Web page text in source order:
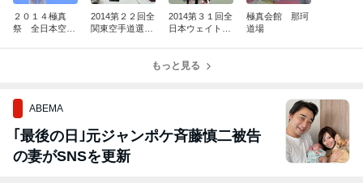
２０１４極真
祭 全日本空手
2014第２２回全
関東空手道選手
2014第３１回全
日本ウェイト制
生大会結果
極真会館 那珂
道場
もっと見る
ABEMA
｢最後の日｣元ジャンポケ斉藤慎二被告
の妻がSNSを更新